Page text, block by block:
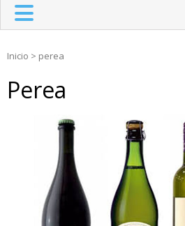
Inicio > perea
Perea